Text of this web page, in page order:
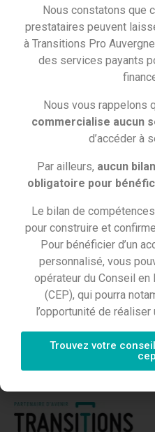
Accueil>Témoignages>Heureux
D’aide soignante à
handicap
https://youtu.be/
RECEVEZ NOS
INFORMATIONS
Découvrez les
blog
Nous constatons que
prestataires peuvent
à Transitions Pro
des services payants
Nous vous rappelons
commercialise aucun
d’accéder à
Par ailleurs, aucun
obligatoire pour
Le bilan de
pour construire et
Pour bénéficier d’un
personnalisé, vous
opérateur du Conseil
(CEP), qui pourra
l’opportunité de
Trouvez votre